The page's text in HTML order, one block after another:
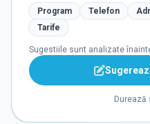
Program Telefon
Tarife
Sugestiile sunt analizate
Durează